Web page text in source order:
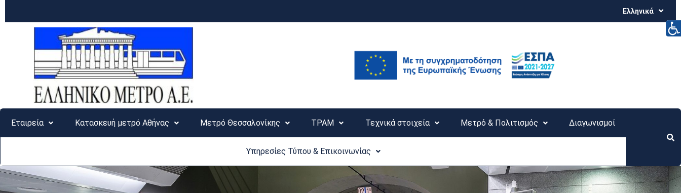
Ελληνικά
Εταιρεία Κατασκευή μετρό Αθήνας Μετρό Θεσσαλονίκης ΤΡΑΜ Τεχνικά στοιχεία Μετρό & Πολιτισμός Διαγωνισμοί
Υπηρεσίες Τύπου & Επικοινωνίας